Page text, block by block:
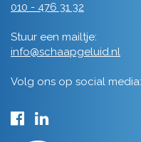
010 - 476 31 32
Stuur een mailtje:
info@schaapgeluid.nl
Volg ons op social media: